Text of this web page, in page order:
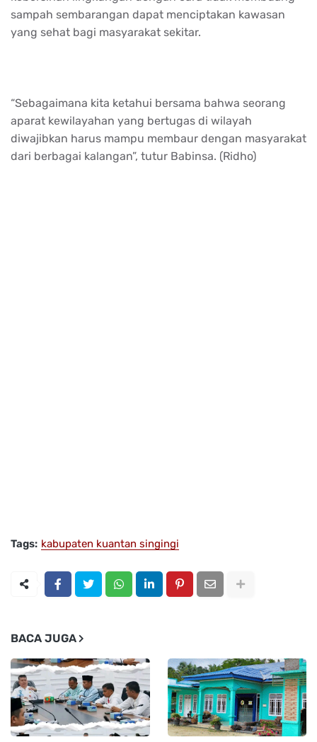
sampah sembarangan dapat menciptakan kawasan
yang sehat bagi masyarakat sekitar.
“Sebagaimana kita ketahui bersama bahwa seorang
aparat kewilayahan yang bertugas di wilayah
diwajibkan harus mampu membaur dengan masyarakat
dari berbagai kalangan”, tutur Babinsa. (Ridho)
Tags: kabupaten kuantan singingi
BACA JUGA